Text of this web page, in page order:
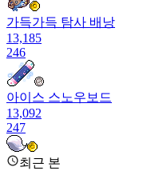
가득가득 탐사 배낭
13,185
246
아이스 스노우보드
13,092
247
은빛 여우야 꼬리
최근 본